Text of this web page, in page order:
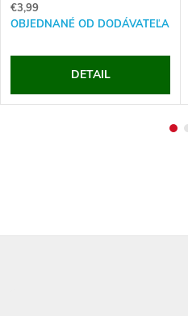
€3,99
OBJEDNANÉ OD DODÁVATEĽA
DETAIL